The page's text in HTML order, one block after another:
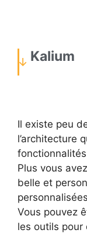
Kalium
Il existe peu
l’architecture
Plus vous
belle et
Vous pouvez
les outils pour